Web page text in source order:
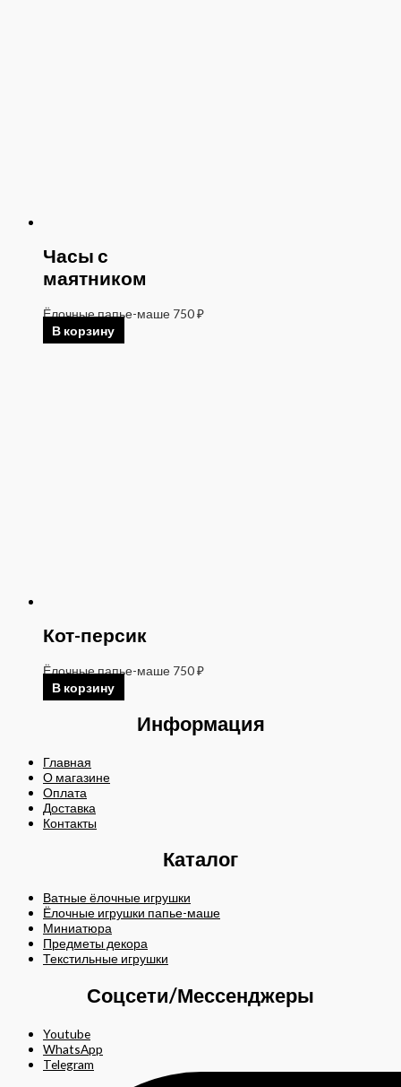
Часы с
маятником
Ёлочные папье-маше 750₽
В корзину
Кот-персик
Ёлочные папье-маше 750₽
В корзину
Информация
Главная
О магазине
Оплата
Доставка
Контакты
Каталог
Ватные ёлочные игрушки
Ёлочные игрушки папье-маше
Миниатюра
Предметы декора
Текстильные игрушки
Соцсети/Мессенджеры
Youtube
WhatsApp
Telegram